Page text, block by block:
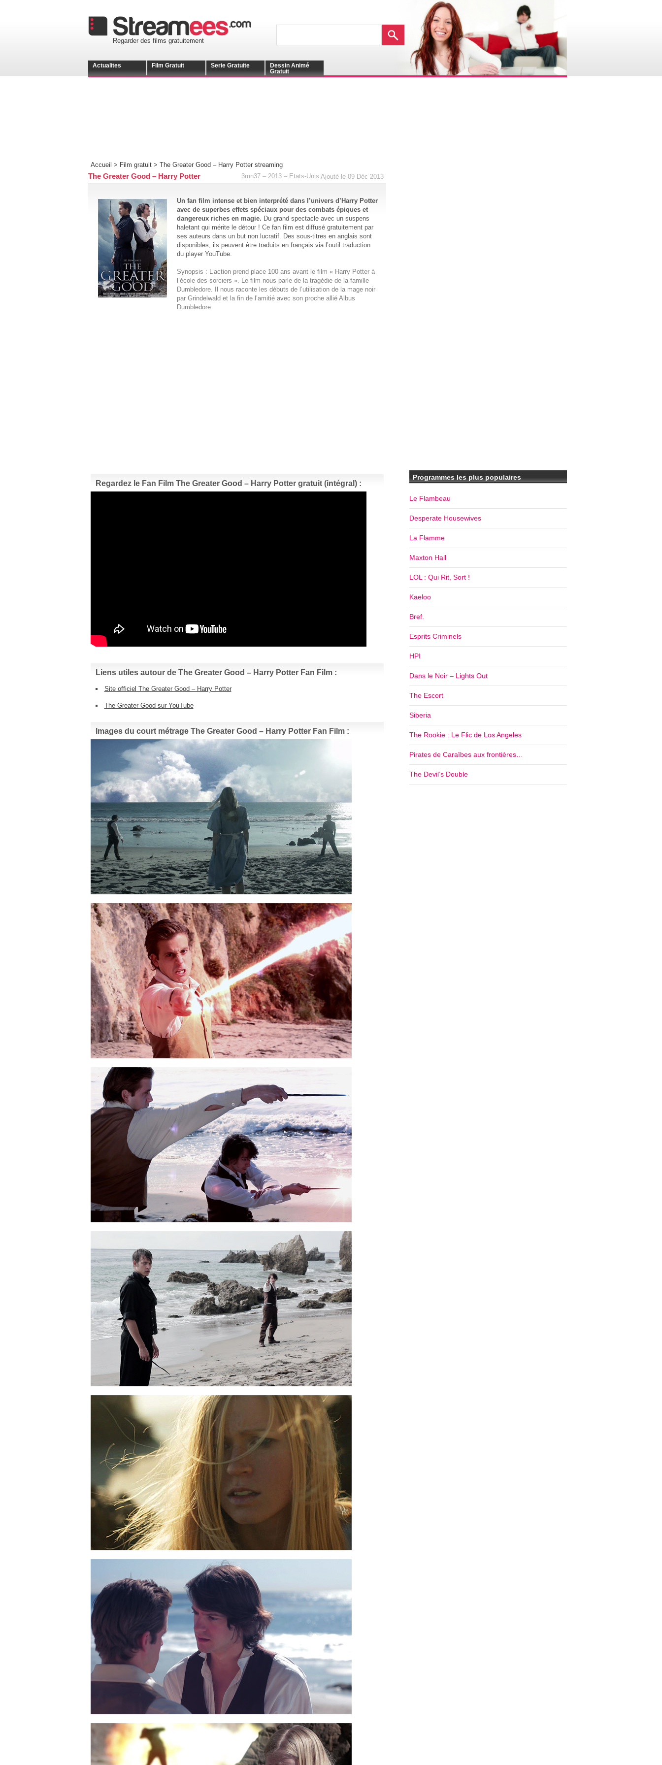
Regarder des films gratuitement
Actualites Film Gratuit Serie Gratuite
Dessin Animé
Gratuit
Accueil > Film gratuit> The Greater Good – Harry Potter streaming
The Greater Good – Harry Potter Ajouté le 09 Déc 2013
3mn37 – 2013 – Etats-Unis
Un fan film intense et bien interprété dans l’univers d’Harry Potter
avec de superbes effets spéciaux pour des combats épiques et
dangereux riches en magie. Du grand spectacle avec un suspens
haletant qui mérite le détour ! Ce fan film est diffusé gratuitement par
ses auteurs dans un but non lucratif. Des sous-titres en anglais sont
disponibles, ils peuvent être traduits en français via l’outil traduction
du player YouTube.
Synopsis : L’action prend place 100 ans avant le film « Harry Potter à
l’école des sorciers ». Le film nous parle de la tragédie de la famille
Dumbledore. Il nous raconte les débuts de l’utilisation de la mage noir
par Grindelwald et la fin de l’amitié avec son proche allié Albus
Dumbledore.
Regardez le Fan Film The Greater Good – Harry Potter gratuit (intégral) :
Liens utiles autour de The Greater Good – Harry Potter Fan Film :
Site officiel The Greater Good – Harry Potter
The Greater Good sur YouTube
Images du court métrage The Greater Good – Harry Potter Fan Film :
Programmes les plus populaires
Le Flambeau
Desperate Housewives
La Flamme
Maxton Hall
LOL : Qui Rit, Sort !
Kaeloo
Bref.
Esprits Criminels
HPI
Dans le Noir – Lights Out
The Escort
Siberia
The Rookie : Le Flic de Los Angeles
Pirates de Caraïbes aux frontières…
The Devil’s Double